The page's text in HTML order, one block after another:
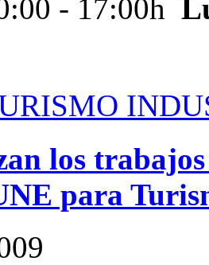
- 17:00h
los
para